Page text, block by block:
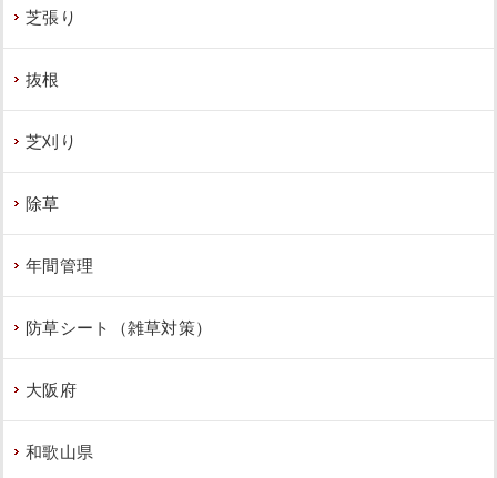
芝張り
抜根
芝刈り
除草
年間管理
防草シート（雑草対策）
大阪府
和歌山県